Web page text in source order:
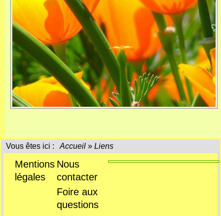
Vous êtes ici : Accueil » Liens
Mentions
légales
Nous
contacter
Foire aux
questions